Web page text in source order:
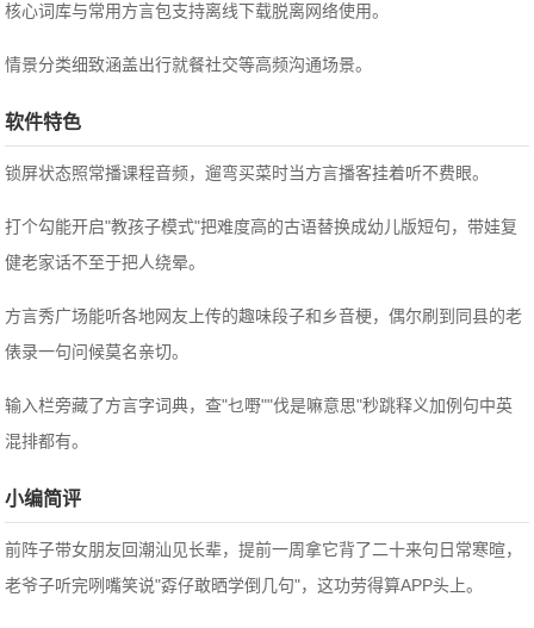
核心词库与常用方言包支持离线下载脱离网络使用。
情景分类细致涵盖出行就餐社交等高频沟通场景。
软件特色
锁屏状态照常播课程音频，遛弯买菜时当方言播客挂着听不费眼。
打个勾能开启"教孩子模式"把难度高的古语替换成幼儿版短句，带娃复
健老家话不至于把人绕晕。
方言秀广场能听各地网友上传的趣味段子和乡音梗，偶尔刷到同县的老
俵录一句问候莫名亲切。
输入栏旁藏了方言字词典，查"乜嘢""伐是嘛意思"秒跳释义加例句中英
混排都有。
小编简评
前阵子带女朋友回潮汕见长辈，提前一周拿它背了二十来句日常寒暄，
老爷子听完咧嘴笑说"孬仔敢晒学倒几句"，这功劳得算APP头上。